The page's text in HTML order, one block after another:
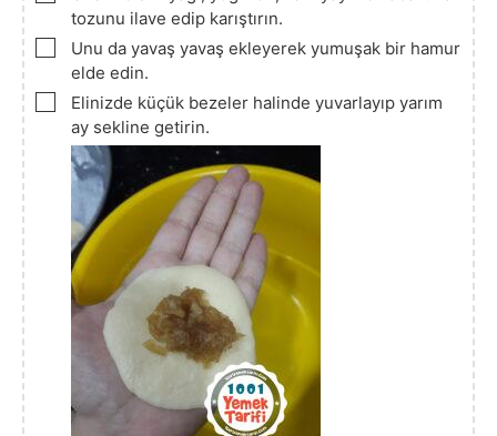
tozunu ilave edip karıştırın.
▢Unu da yavaş yavaş ekleyerek yumuşak bir hamur
elde edin.
▢
Elinizde küçük bezeler halinde yuvarlayıp yarım
ay sekline getirin.